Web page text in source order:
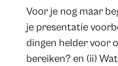
Voor je nog maar
je presentatie
dingen helder voor
bereiken? en (ii)